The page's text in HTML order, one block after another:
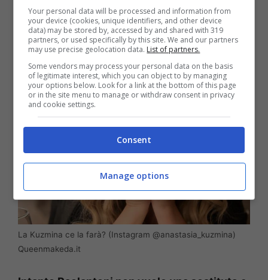
rispondere a questa domanda è decisamente
arduo anche se la ragazza ha fatto ben
capire quali sono le sue volontà.
La Kuzmina ce la farà? (Instagram @anastasia_kuzmina)
Queenmakeda.it
Your personal data will be processed and information from
your device (cookies, unique identifiers, and other device
data) may be stored by, accessed by and shared with 319
partners, or used specifically by this site. We and our partners
may use precise geolocation data. List of partners.
Some vendors may process your personal data on the basis
of legitimate interest, which you can object to by managing
your options below. Look for a link at the bottom of this page
or in the site menu to manage or withdraw consent in privacy
and cookie settings.
Consent
Manage options